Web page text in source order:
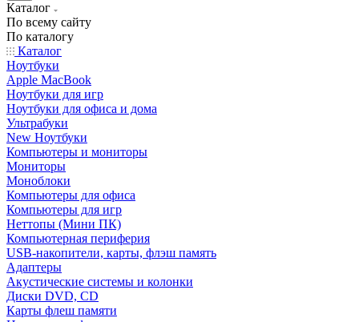
Каталог
По всему сайту
По каталогу
Каталог
Ноутбуки
Apple MacBook
Ноутбуки для игр
Ноутбуки для офиса и дома
Ультрабуки
New Ноутбуки
Компьютеры и мониторы
Мониторы
Моноблоки
Компьютеры для офиса
Компьютеры для игр
Неттопы (Мини ПК)
Компьютерная периферия
USB-накопители, карты, флэш память
Адаптеры
Акустические системы и колонки
Диски DVD, CD
Карты флеш памяти